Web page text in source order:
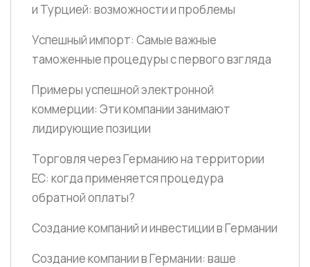
и Турцией: возможности и проблемы
Успешный импорт: Самые важные
таможенные процедуры с первого взгляда
Примеры успешной электронной
коммерции: Эти компании занимают
лидирующие позиции
Торговля через Германию на территории
ЕС: когда применяется процедура
обратной оплаты?
Создание компаний и инвестиции в Германии
Создание компании в Германии: ваше